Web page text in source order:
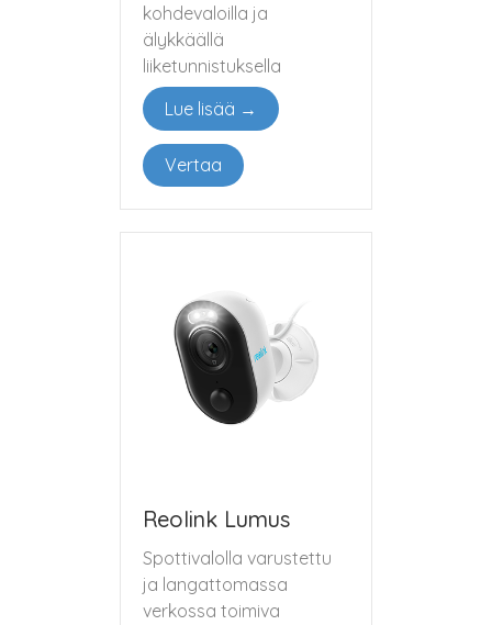
kohdevaloilla ja
älykkäällä
liiketunnistuksella
Lue lisää →
Vertaa
Reolink Lumus
Spottivalolla varustettu
ja langattomassa
verkossa toimiva